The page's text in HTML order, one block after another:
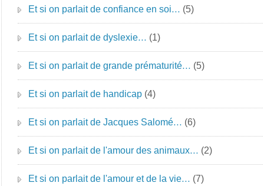
Et si on parlait de confiance en soi… (5)
Et si on parlait de dyslexie… (1)
Et si on parlait de grande prématurité… (5)
Et si on parlait de handicap (4)
Et si on parlait de Jacques Salomé… (6)
Et si on parlait de l'amour des animaux… (2)
Et si on parlait de l'amour et de la vie… (7)